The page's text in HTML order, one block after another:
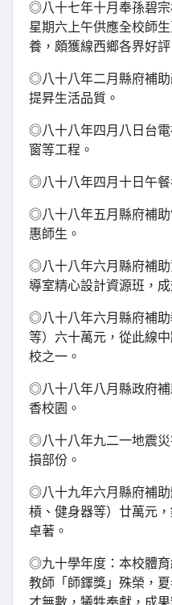
◎八十七年十月奉孫碧
星期六上午供應全校
養，頗獲線西鄉各界好評
◎八十八年二月縣府補
提昇生活品質。
◎八十八年四月八日台
窗等工程。
◎八十八年四月十日午餐
◎八十八年五月縣府補
惠師生。
◎八十八年六月縣府補
導室精心設計資源班，成
◎八十八年六月縣府補
等）六十萬元，從此線
校之一。
◎八十八年八月縣政府
香校園。
◎八十八年九二一地震
損部份。
◎八十九年六月縣府補
槓、健身器等）廿萬元
卓著。
◎九十學年度：本校體育
教師「師鐸獎」殊榮，